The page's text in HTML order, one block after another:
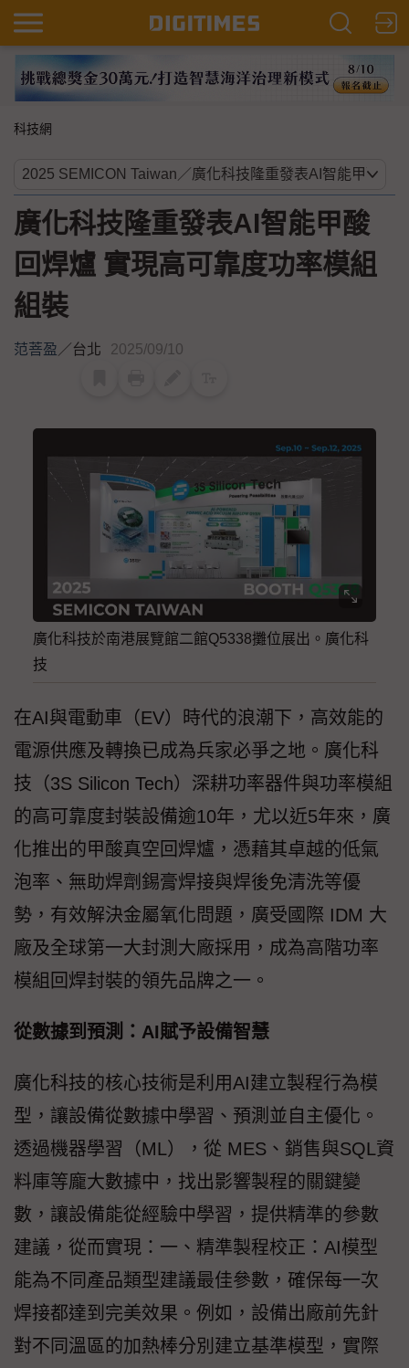
科技網
廣化科技隆重發表AI智能甲酸
回焊爐 實現高可靠度功率模組
組裝
范菩盈／台北 2025/09/10
廣化科技於南港展覽館二館Q5338攤位展出。廣化科
技
在AI與電動車（EV）時代的浪潮下，高效能的
電源供應及轉換已成為兵家必爭之地。廣化科
技（3S Silicon Tech）深耕功率器件與功率模組
的高可靠度封裝設備逾10年，尤以近5年來，廣
化推出的甲酸真空回焊爐，憑藉其卓越的低氣
泡率、無助焊劑錫膏焊接與焊後免清洗等優
勢，有效解決金屬氧化問題，廣受國際 IDM 大
廠及全球第一大封測大廠採用，成為高階功率
模組回焊封裝的領先品牌之一。
從數據到預測：AI賦予設備智慧
廣化科技的核心技術是利用AI建立製程行為模
型，讓設備從數據中學習、預測並自主優化。
透過機器學習（ML），從 MES、銷售與SQL資
料庫等龐大數據中，找出影響製程的關鍵變
數，讓設備能從經驗中學習，提供精準的參數
建議，從而實現：一、精準製程校正：AI模型
能為不同產品類型建議最佳參數，確保每一次
焊接都達到完美效果。例如，設備出廠前先針
對不同溫區的加熱棒分別建立基準模型，實際